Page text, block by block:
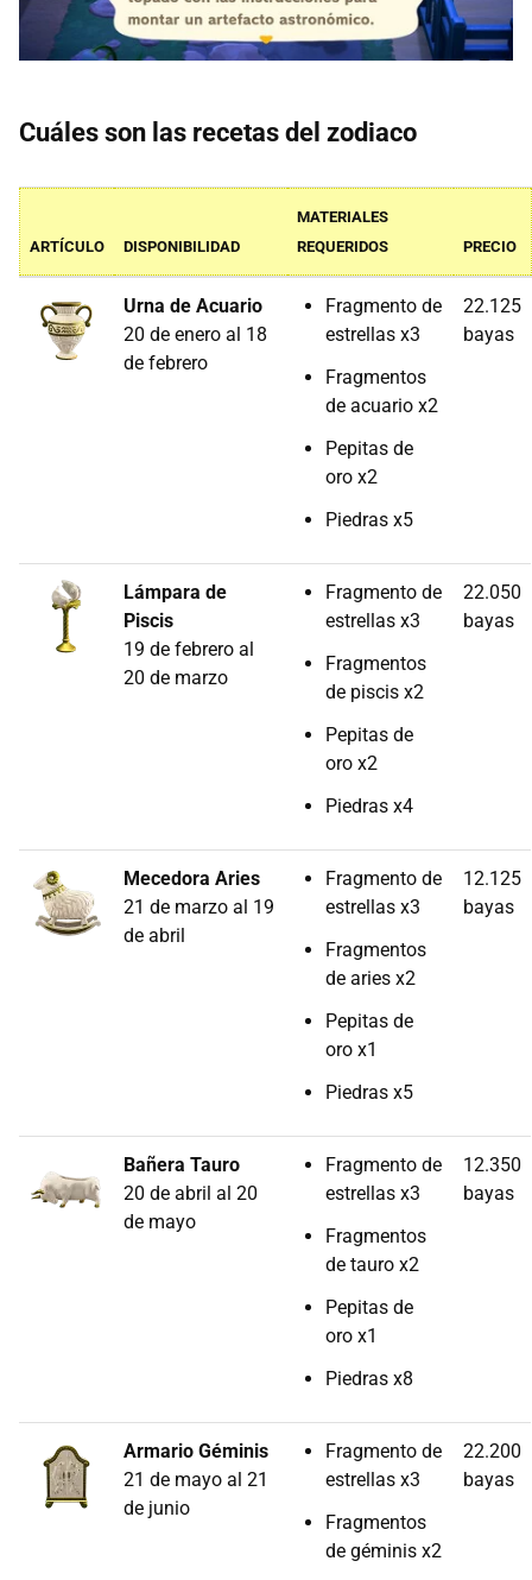
Cuáles son las recetas del zodiaco
ARTÍCULO DISPONIBILIDAD
MATERIALES
REQUERIDOS
PRECIO
Urna de Acuario
20 de enero al 18
de febrero
Fragmento de
estrellas x3
Fragmentos
de acuario x2
Pepitas de
oro x2
Piedras x5
22.125
bayas
Lámpara de
Piscis
19 de febrero al
20 de marzo
Fragmento de
estrellas x3
Fragmentos
de piscis x2
Pepitas de
oro x2
Piedras x4
22.050
bayas
Mecedora Aries
21 de marzo al 19
de abril
Fragmento de
estrellas x3
Fragmentos
de aries x2
Pepitas de
oro x1
Piedras x5
12.125
bayas
Bañera Tauro
20 de abril al 20
de mayo
Fragmento de
estrellas x3
Fragmentos
de tauro x2
Pepitas de
oro x1
Piedras x8
12.350
bayas
Armario Géminis
21 de mayo al 21
de junio
Fragmento de
estrellas x3
Fragmentos
de géminis x2
22.200
bayas